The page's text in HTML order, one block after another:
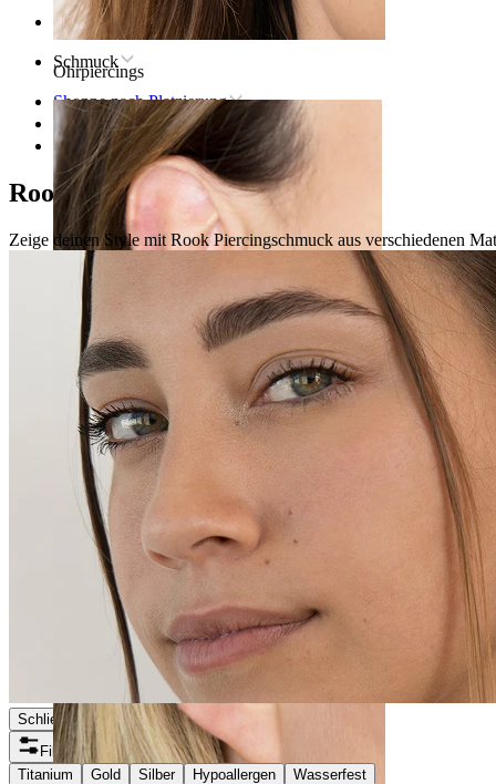
Ohrpiercings
Lobe
Startseite
Schmuck
Shoppe nach Platzierung
Ohr
Rook
Rook-Piercingschmuck
Zeige deinen Style mit Rook Piercingschmuck aus verschiedenen
Schließen
Filter
Titanium
Gold Silber Hypoallergen Wasserfest